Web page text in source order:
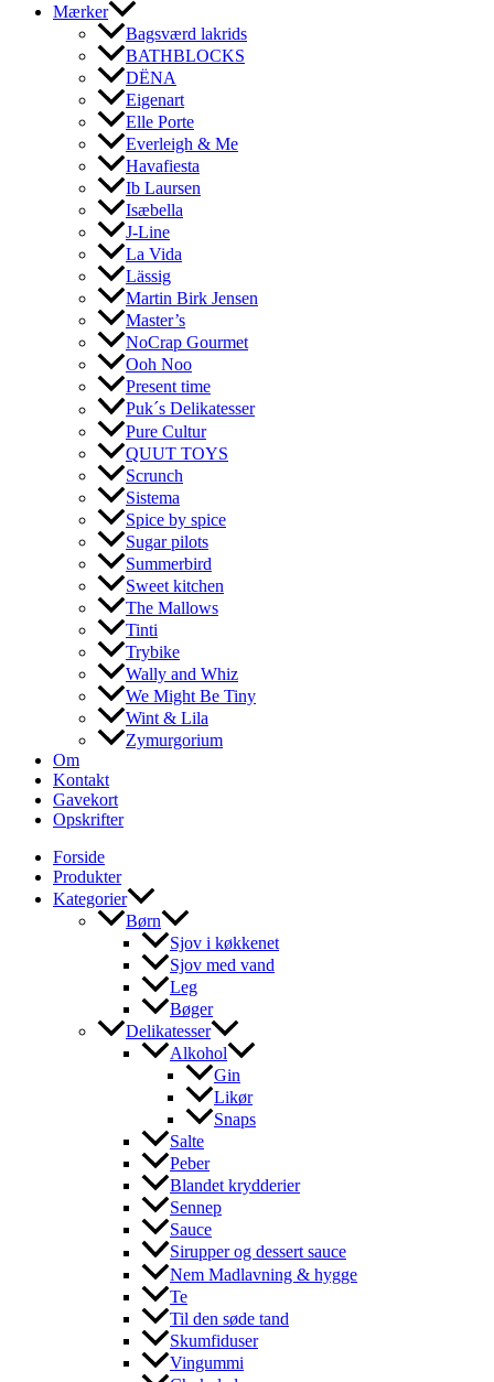
Mærker
Bagsværd lakrids
BATHBLOCKS
DËNA
Eigenart
Elle Porte
Everleigh & Me
Havafiesta
Ib Laursen
Isæbella
J-Line
La Vida
Lässig
Martin Birk Jensen
Master’s
NoCrap Gourmet
Ooh Noo
Present time
Puk´s Delikatesser
Pure Cultur
QUUT TOYS
Scrunch
Sistema
Spice by spice
Sugar pilots
Summerbird
Sweet kitchen
The Mallows
Tinti
Trybike
Wally and Whiz
We Might Be Tiny
Wint & Lila
Zymurgorium
Om
Kontakt
Gavekort
Opskrifter
Forside
Produkter
Kategorier
Børn
Sjov i køkkenet
Sjov med vand
Leg
Bøger
Delikatesser
Alkohol
Gin
Likør
Snaps
Salte
Peber
Blandet krydderier
Sennep
Sauce
Sirupper og dessert sauce
Nem Madlavning & hygge
Te
Til den søde tand
Skumfiduser
Vingummi